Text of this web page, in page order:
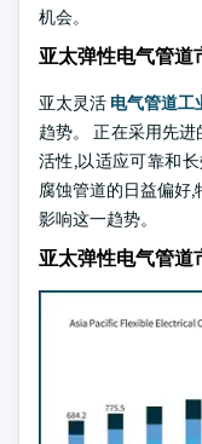
机会。
亚太弹性电气管道
亚太灵活 电气管道工
趋势。 正在采用先
活性,以适应可靠和
腐蚀管道的日益偏好
影响这一趋势。
亚太弹性电气管道